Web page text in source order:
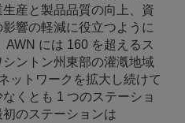
産と製品品質の向上、資
響の軽減に役立つように
には 160 を超えるス
ントン州東部の灌漑地域
ットワークを拡大し続けて
くとも 1 つのステーショ
のステーションは